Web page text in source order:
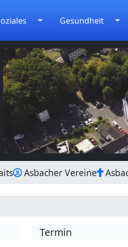
Gesundheit
Asbacher Vereine
Termin